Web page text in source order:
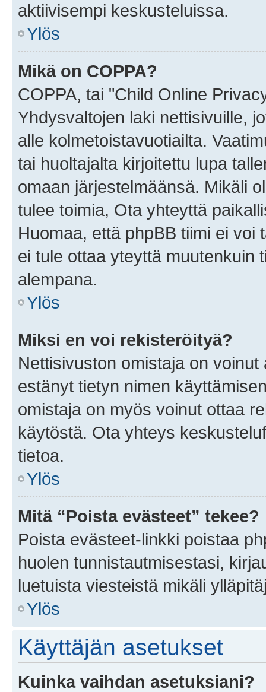
aktiivisempi keskusteluissa.
Ylös
Mikä on COPPA?
COPPA, tai "Child Online
Yhdysvaltojen laki nettisivuille,
alle kolmetoistavuotiailta.
tai huoltajalta kirjoitettu lupa
omaan järjestelmäänsä. Mikäli
tulee toimia, Ota yhteyttä
Huomaa, että phpBB tiimi ei
ei tule ottaa yteyttä muutenkuin
alempana.
Ylös
Miksi en voi rekisteröityä?
Nettisivuston omistaja on
estänyt tietyn nimen
omistaja on myös voinut ottaa
käytöstä. Ota yhteys
tietoa.
Ylös
Mitä “Poista evästeet” tekee?
Poista evästeet-linkki poistaa
huolen tunnistautmisestasi,
luetuista viesteistä mikäli
Ylös
Käyttäjän asetukset
Kuinka vaihdan asetuksiani?